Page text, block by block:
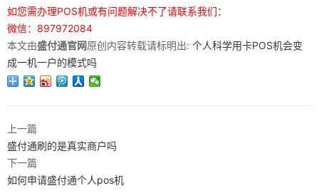
如您需办理POS机或有问题解决不了请联系我们：
微信：897972084
本文由盛付通官网原创内容转载请标明出: 个人科学用卡POS机会变
成一机一户的模式吗
上一篇
盛付通刷的是真实商户吗
下一篇
如何申请盛付通个人pos机